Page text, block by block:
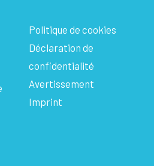
Politique de cookies
Déclaration de
confidentialité
Avertissement
Imprint